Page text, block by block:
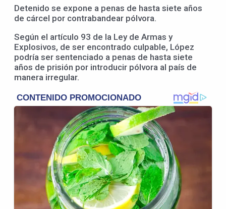
Detenido se expone a penas de hasta siete años
de cárcel por contrabandear pólvora.
Según el artículo 93 de la Ley de Armas y
Explosivos, de ser encontrado culpable, López
podría ser sentenciado a penas de hasta siete
años de prisión por introducir pólvora al país de
manera irregular.